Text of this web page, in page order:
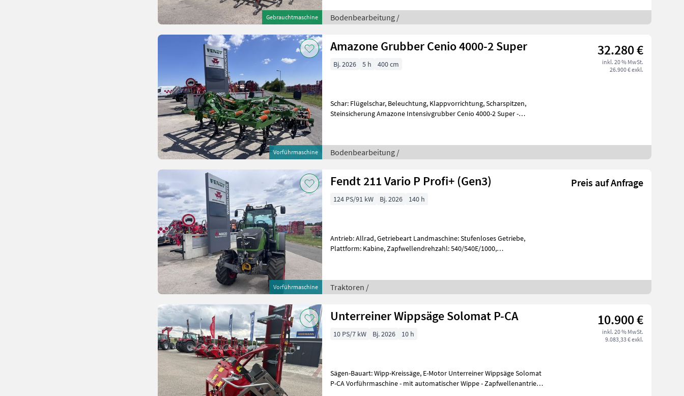
Gebrauchtmaschine Bodenbearbeitung /
Vorführmaschine
Amazone Grubber Cenio 4000-2 Super 32.280 €
inkl. 20 % MwSt.
26.900 € exkl.
Bj. 2026 5 h 400 cm
Schar: Flügelschar, Beleuchtung, Klappvorrichtung, Scharspitzen,
Steinsicherung Amazone Intensivgrubber Cenio 4000-2 Super -
Bodenbearbeitung /
Vorführmaschine
Fendt 211 Vario P Profi+ (Gen3) Preis auf Anfrage
124 PS/91 kW Bj. 2026 140 h
Antrieb: Allrad, Getriebeart Landmaschine: Stufenloses Getriebe,
Plattform: Kabine, Zapfwellendrehzahl: 540/540E/1000,
Traktoren /
Unterreiner Wippsäge Solomat P-CA 10.900 €
inkl. 20 % MwSt.
9.083,33 € exkl.
10 PS/7 kW Bj. 2026 10 h
Sägen-Bauart: Wipp-Kreissäge, E-Motor Unterreiner Wippsäge Solomat
P-CA Vorführmaschine - mit automatischer Wippe - Zapfwellenantrieb -